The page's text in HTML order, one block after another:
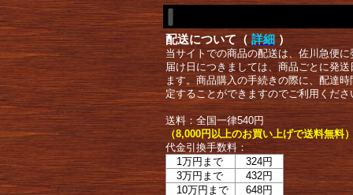
配送について（ 詳細 ）
当サイトでの商品の配送は、佐川急便
届け日につきましては、商品ごとに発
ます。商品購入の手続きの際に、配達
定することができますのでご利用くださ
送料：全国一律540円
（8,000円以上のお買い上げで送料無料
代金引換手数料：
1万円まで
324円
3万円まで
432円
10万円まで
648円